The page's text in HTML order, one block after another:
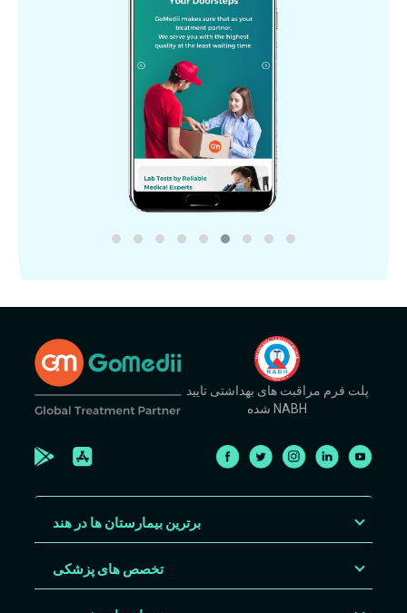
پلت فرم مراقبت های بهداشتی تایید
شده NABH
برترین بیمارستان ها در هند
تخصص های پزشکی